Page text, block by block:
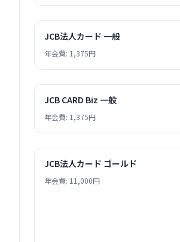
JCB法人カード 一般
年会費: 1,375円
JCB CARD Biz 一般
年会費: 1,375円
JCB法人カード ゴールド
年会費: 11,000円